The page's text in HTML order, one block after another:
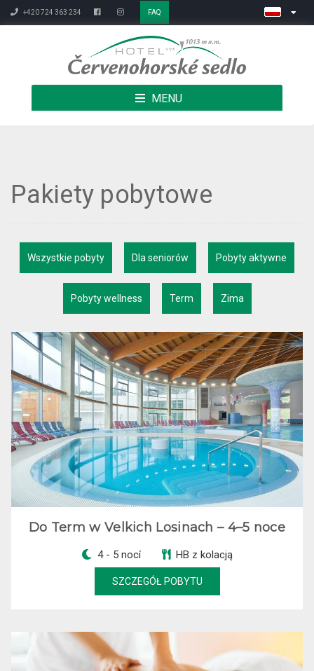
+420 724 363 234 FAQ
MENU
Pakiety pobytowe
Wszystkie pobyty Dla seniorów Pobyty aktywne
Pobyty wellness Term Zima
Do Term w Velkich Losinach – 4–5 noce
4 - 5 nocí HB z kolacją
SZCZEGÓŁ POBYTU